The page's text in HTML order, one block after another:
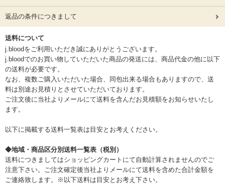
返品の条件につきまして
送料について
j.bloodをご利用いただき誠にありがとうございます。
j.bloodでのお買い物していただいた商品の発送には、商品代金の他に以下
の送料が必要です。
なお、複数ご購入いただいた場合、同包出来る場合もありますので、送
料は別途お見積りとさせていただいております。
ご注文後に当社よりメールにて送料を含んだお見積額をお知らせいたし
ます。
以下に掲載する送料一覧表は目安とお考えください。
◆地域・商品区分別送料一覧表（税別）
送料につきましてはショッピングカートにて自動計算されませんのでご
注意下さい。ご注文確定後当社よりメールにて送料を含めた合計金額を
ご連絡致します。※以下送料は目安とお考え下さい。